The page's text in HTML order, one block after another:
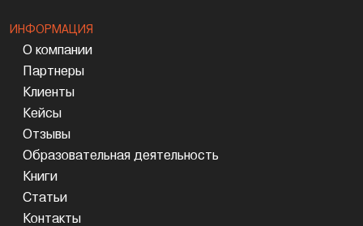
ИНФОРМАЦИЯ
О компании
Партнеры
Клиенты
Кейсы
Отзывы
Образовательная деятельность
Книги
Статьи
Контакты